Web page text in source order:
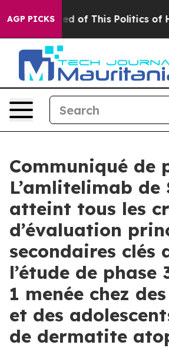
AGP PICKS
of This Politics of Hatred” The
Communiqué de
L’amlitelimab de
atteint tous les
d’évaluation
secondaires clés
l’étude de phase
1 menée chez
et des
de dermatite